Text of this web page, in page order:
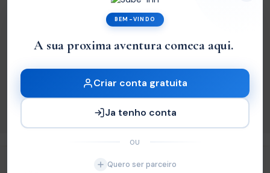
Receba Atualizações
INSCREVER-SE
BEM-VINDO
A sua proxima aventura comeca aqui.
Criar conta gratuita
Ja tenho conta
OU
Quero ser parceiro